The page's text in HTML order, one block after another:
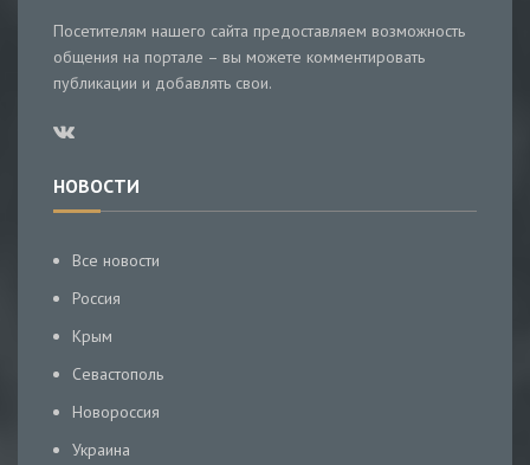
Посетителям нашего сайта предоставляем возможность
общения на портале – вы можете комментировать
публикации и добавлять свои.
НОВОСТИ
Все новости
Россия
Крым
Севастополь
Новороссия
Украина